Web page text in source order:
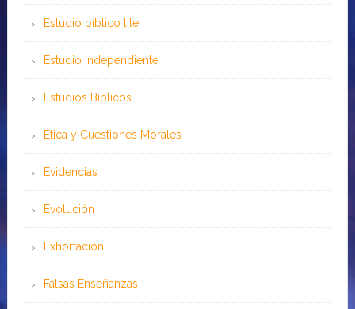
Estudio bíblico lite
Estudio Independiente
Estudios Bíblicos
Ética y Cuestiones Morales
Evidencias
Evolución
Exhortación
Falsas Enseñanzas